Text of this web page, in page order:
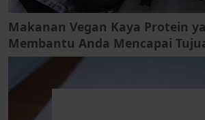
Makanan Vegan Kaya Protein
Membantu Anda Mencapai